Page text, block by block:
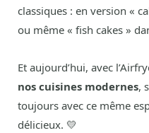
classiques : en version «
ou même « fish cakes »
Et aujourd’hui, avec
nos cuisines modernes,
toujours avec ce même
délicieux. 💛